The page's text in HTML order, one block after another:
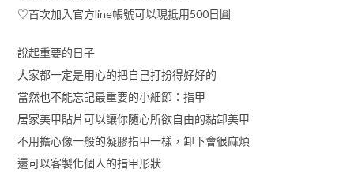
♡首次加入官方line帳號可以現抵用500日圓
說起重要的日子
大家都一定是用心的把自己打扮得好好的
當然也不能忘記最重要的小細節：指甲
居家美甲貼片可以讓你隨心所欲自由的黏卸美甲
不用擔心像一般的凝膠指甲一樣，卸下會很麻煩
還可以客製化個人的指甲形狀